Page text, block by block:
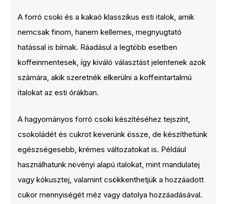
A forró csoki és a kakaó klasszikus esti italok, amik
nemcsak finom, hanem kellemes, megnyugtató
hatással is bírnak. Ráadásul a legtöbb esetben
koffeinmentesek, így kiváló választást jelentenek azok
számára, akik szeretnék elkerülni a koffeintartalmú
italokat az esti órákban.
A hagyományos forró csoki készítéséhez tejszínt,
csokoládét és cukrot keverünk össze, de készíthetünk
egészségesebb, krémes változatokat is. Például
használhatunk növényi alapú italokat, mint mandulatej
vagy kókusztej, valamint csökkenthetjük a hozzáadott
cukor mennyiségét méz vagy datolya hozzáadásával.